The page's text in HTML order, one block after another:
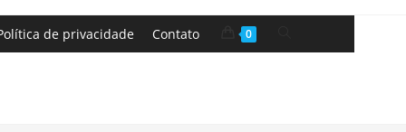
de privacidade Contato 0